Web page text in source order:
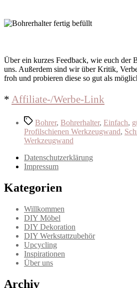
Über ein kurzes Feedback, wie euch der
uns. Außerdem sind wir über Kritik,
froh und probieren diese so gut als
* Affiliate-/Werbe-Link
Schlagwörter
Bohrer, Bohrerhalter, Einfach,
Profilschienen Werkzeugwand,
Werkzeugwand
Datenschutzerklärung
Impressum
Kategorien
Willkommen
DIY Möbel
DIY Dekoration
DIY Werkstattzubehör
Upcycling
Inspirationen
Über uns
Archiv